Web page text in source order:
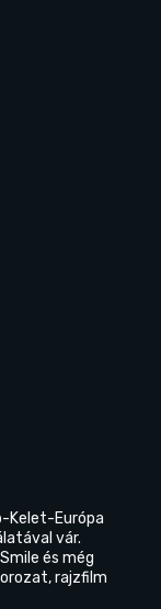
Kelet-Európa
vár.
és még
rajzfilm